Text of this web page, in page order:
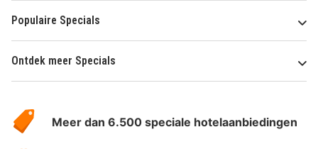
Populaire Specials
Ontdek meer Specials
HotelSpecials
Meer dan 6.500 speciale hotelaanbiedingen